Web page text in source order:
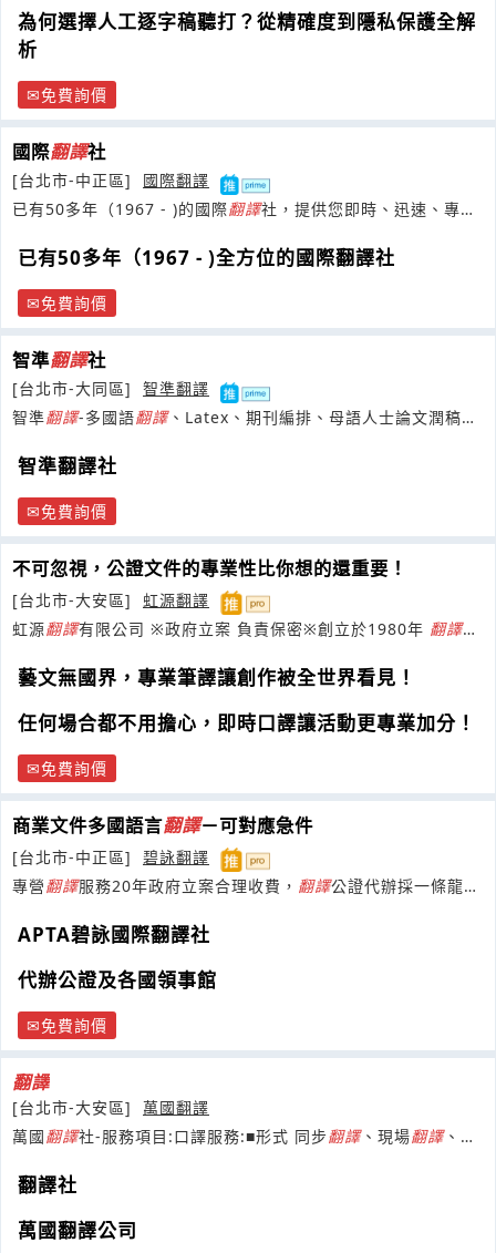
為何選擇人工逐字稿聽打？從精確度到隱私保護全解
析
免費詢價
國際翻譯社
[台北市-中正區]
國際翻譯
已有50多年（1967 - )的國際翻譯社，提供您即時、迅速、專
已有50多年（1967 - )全方位的國際翻譯社
免費詢價
智準翻譯社
[台北市-大同區]
智準翻譯
智準翻譯-多國語翻譯、Latex、期刊編排、母語人士論文潤稿修
智準翻譯社
免費詢價
不可忽視，公證文件的專業性比你想的還重要！
[台北市-大安區]
虹源翻譯
虹源翻譯有限公司 ※政府立案 負責保密※創立於1980年 翻譯公
藝文無國界，專業筆譯讓創作被全世界看見！
任何場合都不用擔心，即時口譯讓活動更專業加分！
免費詢價
商業文件多國語言翻譯－可對應急件
[台北市-中正區]
碧詠翻譯
專營翻譯服務20年政府立案合理收費， 翻譯公證代辦採一條龍服
APTA碧詠國際翻譯社
代辦公證及各國領事館
免費詢價
翻譯
[台北市-大安區]
萬國翻譯
萬國翻譯社-服務項目:口譯服務:■形式 同步翻譯、現場翻譯、陪
翻譯社
萬國翻譯公司